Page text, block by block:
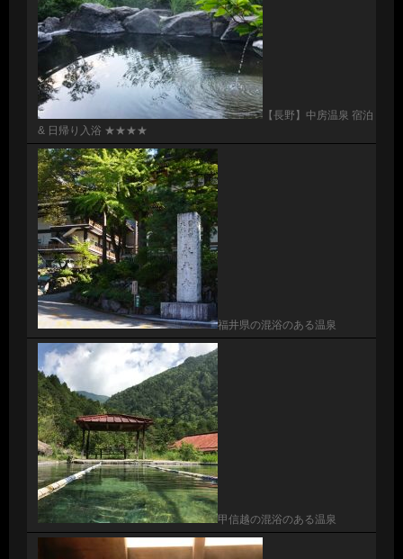
【長野】中房温泉 宿泊
& 日帰り入浴 ★★★★
福井県の混浴のある温泉
甲信越の混浴のある温泉